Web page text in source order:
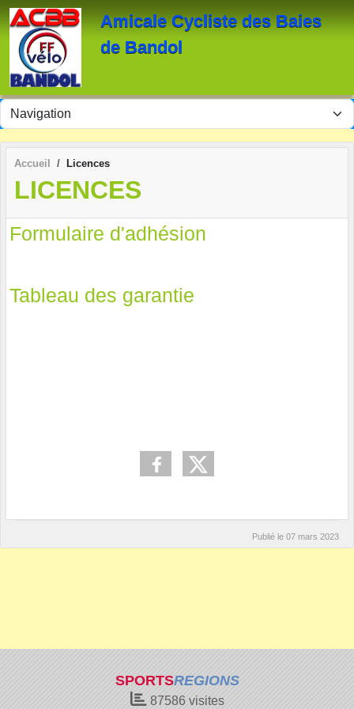
Amicale Cycliste des Baies
de Bandol
Accueil Licences
LICENCES
Formulaire d'adhésion
Tableau des garantie
Publié le 07 mars 2023
SPORTSREGIONS
87586visites
Panneau de gestion des cookies